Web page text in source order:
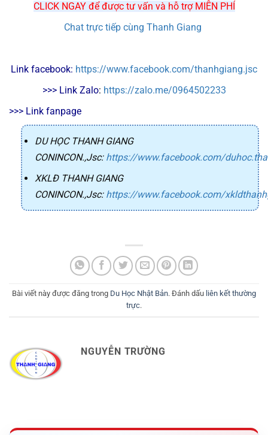
CLICK NGAY để được tư vấn và hỗ trợ MIỄN PHÍ
Chat trực tiếp cùng Thanh Giang
Link facebook: https://www.facebook.com/thanhgiang.jsc
>>> Link Zalo: https://zalo.me/0964502233
>>> Link fanpage
DU HỌC THANH GIANG
CONINCON.,Jsc: https://www.facebook.com/
XKLĐ THANH GIANG
CONINCON.,Jsc: https://www.facebook.com/
Bài viết này được đăng trong Du Học Nhật Bản. Đánh dấu liên kết thường
trực.
NGUYỄN TRƯỜNG